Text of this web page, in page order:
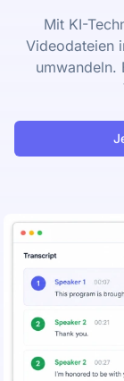
Mit KI-
Videodateien
umwandeln.